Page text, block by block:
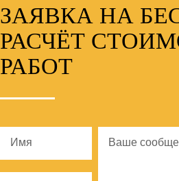
ЗАЯВКА НА
РАСЧЁТ
РАБОТ